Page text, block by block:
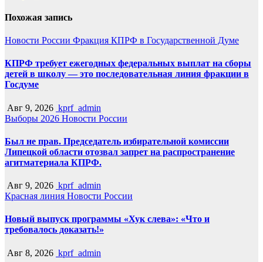
Похожая запись
Новости России Фракция КПРФ в Государственной Думе
КПРФ требует ежегодных федеральных выплат на сборы
детей в школу — это последовательная линия фракции в
Госдуме
Авг 9, 2026 kprf_admin
Выборы 2026 Новости России
Был не прав. Председатель избирательной комиссии
Липецкой области отозвал запрет на распространение
агитматериала КПРФ.
Авг 9, 2026 kprf_admin
Красная линия Новости России
Новый выпуск программы «Хук слева»: «Что и
требовалось доказать!»
Авг 8, 2026 kprf_admin